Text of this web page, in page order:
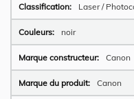
Laser /
noir
Canon
Canon